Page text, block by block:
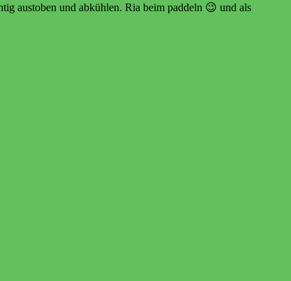
austoben und abkühlen. Ria beim paddeln 😉 und als